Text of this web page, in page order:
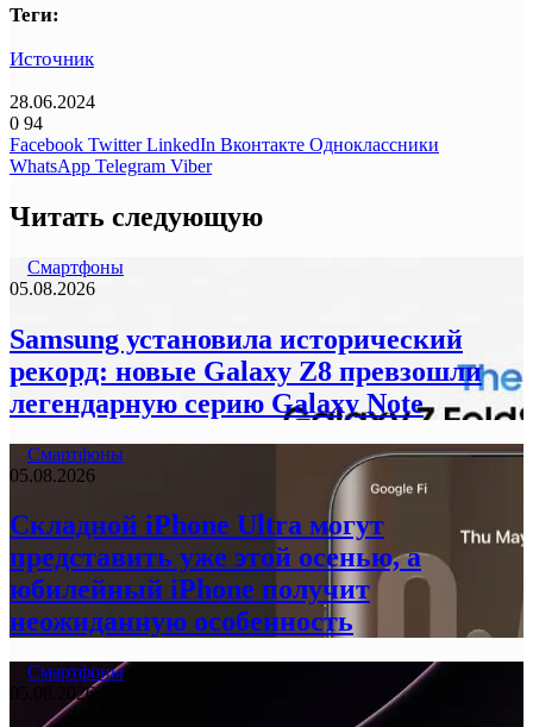
Теги:
Источник
28.06.2024
0 94
Facebook Twitter LinkedIn Вконтакте Одноклассники
WhatsApp Telegram Viber
Читать следующую
Смартфоны
05.08.2026
Samsung установила исторический
рекорд: новые Galaxy Z8 превзошли
легендарную серию Galaxy Note
Смартфоны
05.08.2026
Складной iPhone Ultra могут
представить уже этой осенью, а
юбилейный iPhone получит
неожиданную особенность
Смартфоны
05.08.2026